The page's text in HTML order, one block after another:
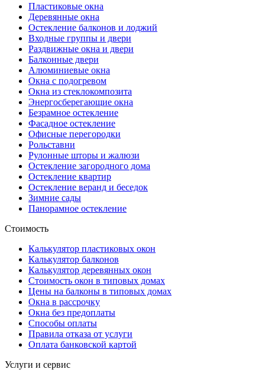
Пластиковые окна
Деревянные окна
Остекление балконов и лоджий
Входные группы и двери
Раздвижные окна и двери
Балконные двери
Алюминиевые окна
Окна с подогревом
Окна из стеклокомпозита
Энергосберегающие окна
Безрамное остекление
Фасадное остекление
Офисные перегородки
Рольставни
Рулонные шторы и жалюзи
Остекление загородного дома
Остекление квартир
Остекление веранд и беседок
Зимние сады
Панорамное остекление
Стоимость
Калькулятор пластиковых окон
Калькулятор балконов
Калькулятор деревянных окон
Стоимость окон в типовых домах
Цены на балконы в типовых домах
Окна в рассрочку
Окна без предоплаты
Способы оплаты
Правила отказа от услуги
Оплата банковской картой
Услуги и сервис